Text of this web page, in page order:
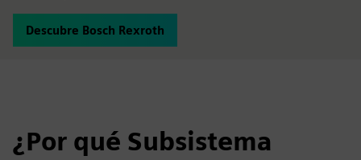
Descubre Bosch Rexroth
¿Por qué Subsistema